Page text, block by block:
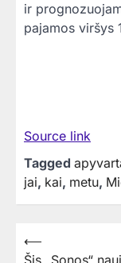
ir
pajamos viršys
Source link
Tagged
jai, kai, metu,
Navigacija
⟵